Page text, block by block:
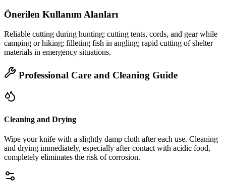
Önerilen Kullanım Alanları
Reliable cutting during hunting; cutting tents, cords, and gear while
camping or hiking; filleting fish in angling; rapid cutting of shelter
materials in emergency situations.
Professional Care and Cleaning Guide
Cleaning and Drying
Wipe your knife with a slightly damp cloth after each use. Cleaning
and drying immediately, especially after contact with acidic food,
completely eliminates the risk of corrosion.